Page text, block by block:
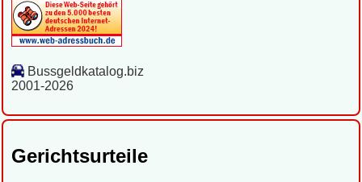
Bussgeldkatalog.biz
2001-2026
Gerichtsurteile